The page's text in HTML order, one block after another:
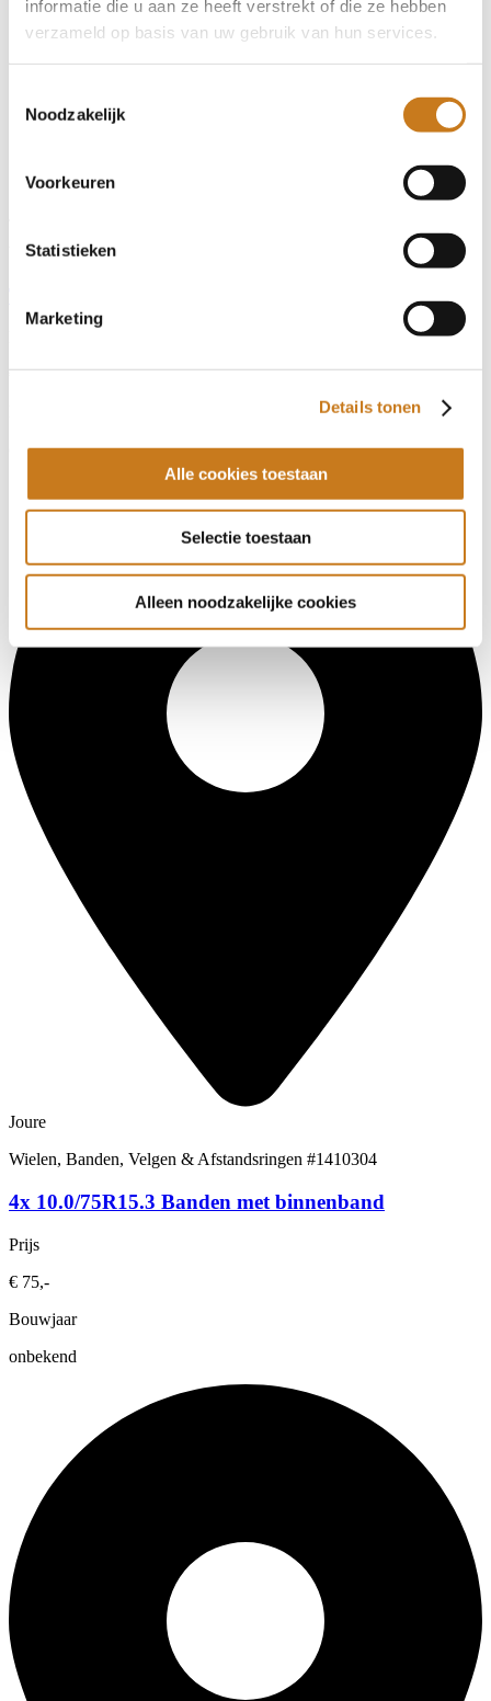
informatie die u aan ze heeft verstrekt of die ze hebben
verzameld op basis van uw gebruik van hun services.
Noodzakelijk
Voorkeuren
Statistieken
Marketing
Details tonen
Alle cookies toestaan
Selectie toestaan
Alleen noodzakelijke cookies
Wielen, Banden, Velgen & Afstandsringen
€ 500,-
onbekend
Joure
Wielen, Banden, Velgen & Afstandsringen #1410304
4x 10.0/75R15.3 Banden met binnenband
Prijs
€ 75,-
Bouwjaar
onbekend